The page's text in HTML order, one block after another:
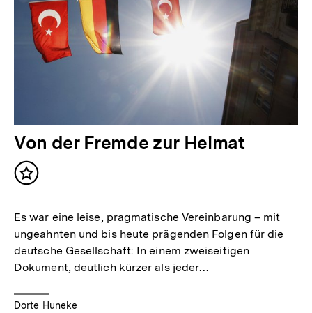
Von der Fremde zur Heimat
Inhalt
Es war eine leise, pragmatische Vereinbarung – mit
ungeahnten und bis heute prägenden Folgen für die
deutsche Gesellschaft: In einem zweiseitigen
Dokument, deutlich kürzer als jeder…
Dorte Huneke